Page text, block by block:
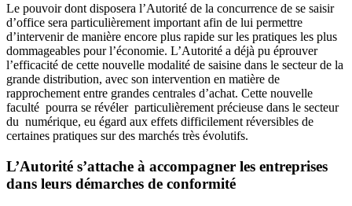
Le pouvoir dont disposera l’Autorité de la concurrence de se saisir
d’office sera particulièrement important afin de lui permettre
d’intervenir de manière encore plus rapide sur les pratiques les plus
dommageables pour l’économie. L’Autorité a déjà pu éprouver
l’efficacité de cette nouvelle modalité de saisine dans le secteur de la
grande distribution, avec son intervention en matière de
rapprochement entre grandes centrales d’achat. Cette nouvelle
faculté pourra se révéler particulièrement précieuse dans le secteur
du numérique, eu égard aux effets difficilement réversibles de
certaines pratiques sur des marchés très évolutifs.
L’Autorité s’attache à accompagner les entreprises
dans leurs démarches de conformité